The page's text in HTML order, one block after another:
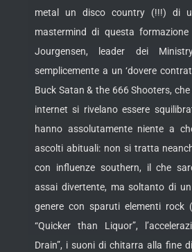
metal un disco country (!!!) di
mastermind di questa
Jourgensen, leader dei
semplicemente a un ‘dovere
Buck Satan & the 666 Shooters,
internet si rivelano essere
hanno assolutamente niente a
ascolti abituali: non si tratta
con influenze southern, il che
assai divertente, ma soltanto di
genere con sparuti elementi rock
“Quicker than Liquor”,
Drain”, i suoni di chitarra alla fine